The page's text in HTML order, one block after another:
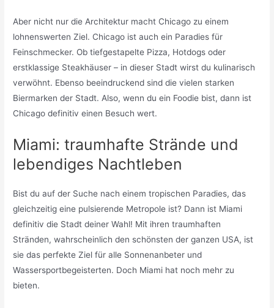
Aber nicht nur die Architektur macht Chicago zu einem
lohnenswerten Ziel. Chicago ist auch ein Paradies für
Feinschmecker. Ob tiefgestapelte Pizza, Hotdogs oder
erstklassige Steakhäuser – in dieser Stadt wirst du kulinarisch
verwöhnt. Ebenso beeindruckend sind die vielen starken
Biermarken der Stadt. Also, wenn du ein Foodie bist, dann ist
Chicago definitiv einen Besuch wert.
Miami: traumhafte Strände und
lebendiges Nachtleben
Bist du auf der Suche nach einem tropischen Paradies, das
gleichzeitig eine pulsierende Metropole ist? Dann ist Miami
definitiv die Stadt deiner Wahl! Mit ihren traumhaften
Stränden, wahrscheinlich den schönsten der ganzen USA, ist
sie das perfekte Ziel für alle Sonnenanbeter und
Wassersportbegeisterten. Doch Miami hat noch mehr zu
bieten.